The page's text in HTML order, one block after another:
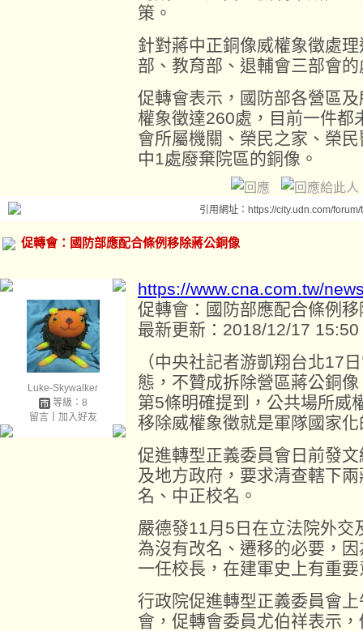
策。
針對蔣中正銅像威權象徵處
部、教育部、退輔會三部會
促轉會表示，國防部各營區
權象徵達260處，目前一件都
會所屬機關、榮民之家、榮
中1處廢棄院區的銅像。
引用網址：https://city.udn.com/
促轉會：國防部應配合條例移除蔣公銅像
Luke-Skywalker
等級：8
留言｜ 加入好友
https://www.cna.com.tw/
促轉會：國防部應配合條例
最新更新：2018/12/17 15:50
（中央社記者游凱翔台北17
態，不贊成拆除營區蔣公銅
第5條明確提到，公共場所威
移除威權象徵就是軍隊國家
促進轉型正義委員會日前發
及地方政府，要求清查轄下
名、中正校名。
嚴德發11月5日在立法院外交
為沒有改名、遷移的必要，
一任校長，在建軍史上有重
行政院促進轉型正義委員會
會，促轉會委員尤伯祥表示